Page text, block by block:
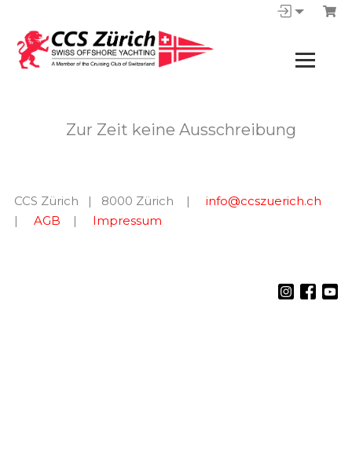
Zur Zeit keine Ausschreibung
CCS Zürich | 8000 Zürich |info@ccszuerich.ch
|AGB | Impressum